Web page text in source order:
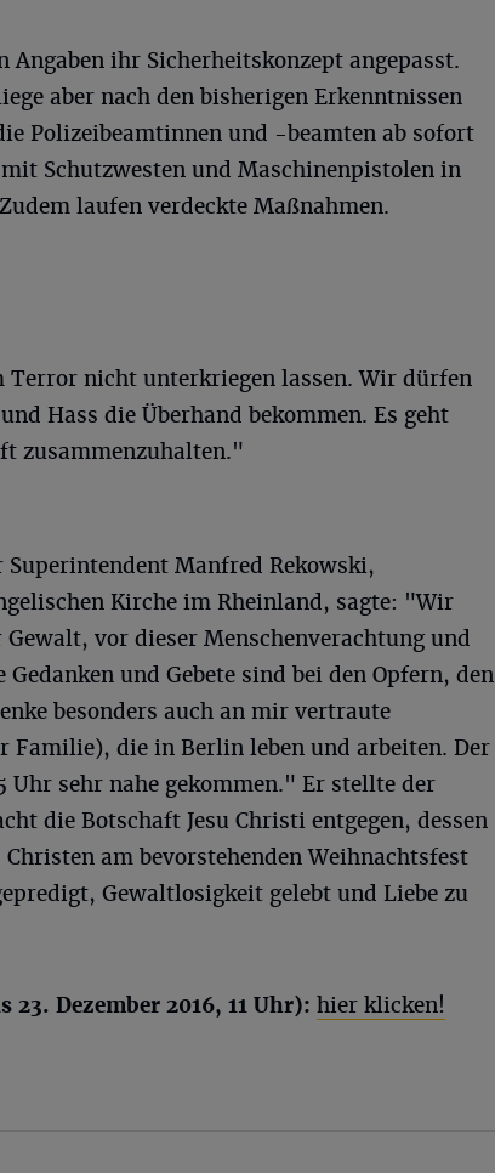
Angaben ihr Sicherheitskonzept angepasst.
aber nach den bisherigen Erkenntnissen
Polizeibeamtinnen und -beamten ab sofort
Schutzwesten und Maschinenpistolen in
laufen verdeckte Maßnahmen.
Terror nicht unterkriegen lassen. Wir dürfen
Hass die Überhand bekommen. Es geht
zusammenzuhalten."
Manfred Rekowski,
Kirche im Rheinland, sagte: "Wir
vor dieser Menschenverachtung und
und Gebete sind bei den Opfern, den
besonders auch an mir vertraute
Familie), die in Berlin leben und arbeiten. Der
Uhr sehr nahe gekommen." Er stellte der
die Botschaft Jesu Christi entgegen, dessen
am bevorstehenden Weihnachtsfest
Gewaltlosigkeit gelebt und Liebe zu
Dezember 2016, 11 Uhr): hier klicken!